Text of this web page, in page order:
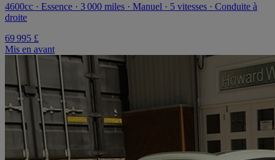
4600cc · Essence · 3 000 miles · Manuel · 5 vitesses · Conduite à
droite
69 995 £
Mis en avant